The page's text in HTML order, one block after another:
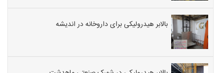
بالابر هیدرولیکی برای داروخانه در اندیشه